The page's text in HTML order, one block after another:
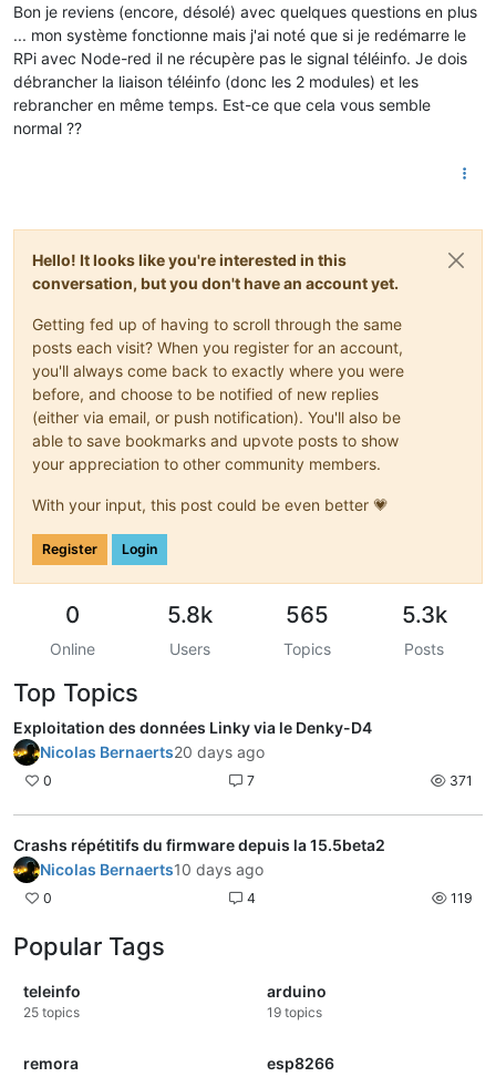
Bon je reviens (encore, désolé) avec quelques questions en plus
... mon système fonctionne mais j'ai noté que si je redémarre le
RPi avec Node-red il ne récupère pas le signal téléinfo. Je dois
débrancher la liaison téléinfo (donc les 2 modules) et les
rebrancher en même temps. Est-ce que cela vous semble
normal ??
Hello! It looks like you're interested in this
conversation, but you don't have an account yet.
Getting fed up of having to scroll through the same
posts each visit? When you register for an account,
you'll always come back to exactly where you were
before, and choose to be notified of new replies
(either via email, or push notification). You'll also be
able to save bookmarks and upvote posts to show
your appreciation to other community members.
With your input, this post could be even better 💗
Register Login
0
Online
5.8k
Users
565
Topics
5.3k
Posts
Top Topics
Exploitation des données Linky via le Denky-D4
Nicolas Bernaerts20 days ago
0 7 371
Crashs répétitifs du firmware depuis la 15.5beta2
Nicolas Bernaerts10 days ago
0 4 119
Popular Tags
teleinfo
25 topics
arduino
19 topics
remora esp8266